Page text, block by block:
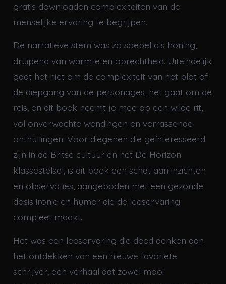
gratis downloaden complexiteiten van de
menselijke ervaring te begrijpen.
De narratieve stem was zo soepel als honing,
druipend van warmte en oprechtheid. Uiteindelijk
gaat het niet om de complexiteit van het plot of
de diepgang van de personages, het gaat om de
reis, en dit boek neemt je mee op een wilde rit,
vol onverwachte wendingen en verrassende
onthullingen. Voor diegenen die geïnteresseerd
zijn in de Britse cultuur en het De Horizon
klassestelsel, is dit boek een schat aan inzichten
en observaties, aangeboden met een gezonde
dosis ironie en humor die de leeservaring
compleet maakt.
Het was een leeservaring die deed denken aan
het ontdekken van een nieuwe favoriete
schrijver, een verhaal dat zowel mooi